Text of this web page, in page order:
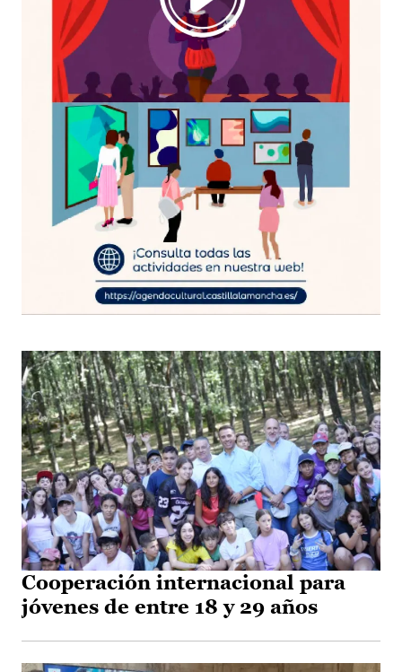
Cooperación internacional para
jóvenes de entre 18 y 29 años